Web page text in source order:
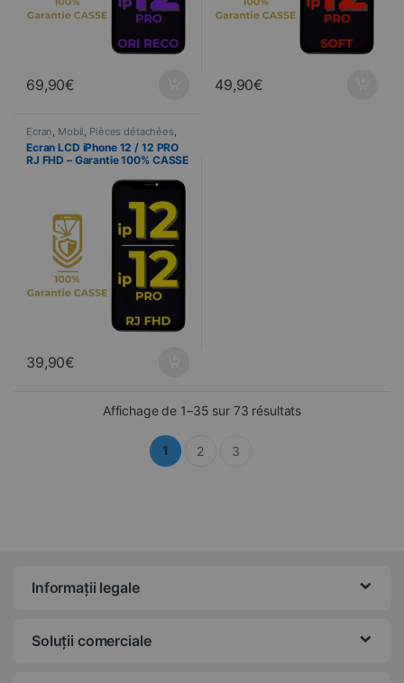
69,90€ 49,90€
Ecran Mobil Pièces détachées
Telefonie
Ecran LCD iPhone 12 / 12 PRO
RJ FHD – Garantie 100% CASSE
39,90€
Affichage de 1–35 sur 73 résultatsTrié du plus
1 2 3
Informații legale
Soluții comerciale